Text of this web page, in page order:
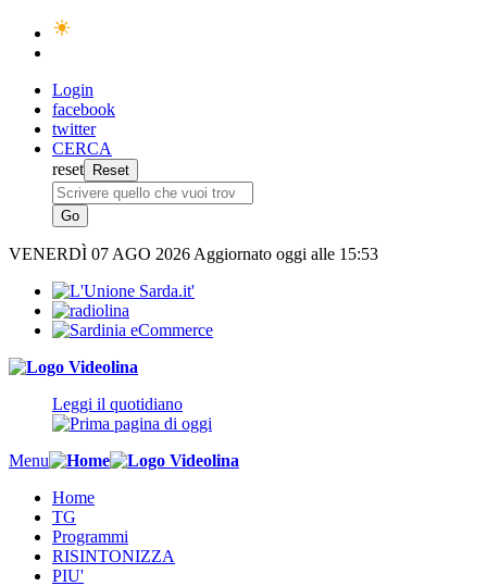
Login
facebook
twitter
CERCA
reset
VENERDÌ 07 AGO 2026 Aggiornato oggi alle 15:53
Leggi il quotidiano
Menu
Home
TG
Programmi
RISINTONIZZA
PIU'